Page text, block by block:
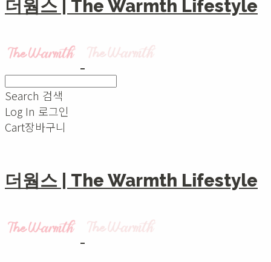
더웜스 | The Warmth Lifestyle
Search 검색
Log In 로그인
Cart장바구니
더웜스 | The Warmth Lifestyle